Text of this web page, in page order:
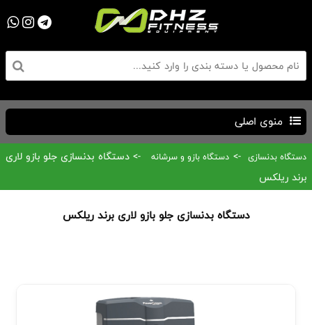
منوی اصلی
دستگاه بدنسازی -> دستگاه بازو و سرشانه-> دستگاه بدنسازی جلو بازو لاری
برند ریلکس
دستگاه بدنسازی جلو بازو لاری برند ریلکس